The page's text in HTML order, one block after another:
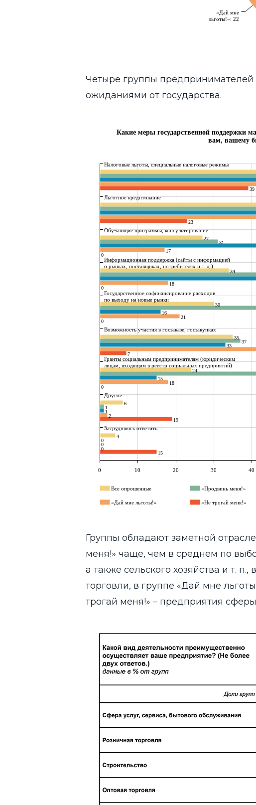
Четыре группы предпринимателей
ожиданиями от государства.
Группы обладают заметной
меня!» чаще, чем в среднем по
а также сельского хозяйства и т.
торговли, в группе «Дай мне
трогай меня!» – предприятия сферы